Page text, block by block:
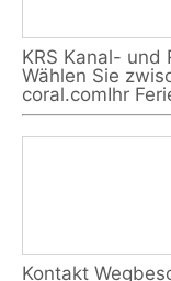
KRS Kanal- und
Wählen Sie
coral.comIhr
Kontakt